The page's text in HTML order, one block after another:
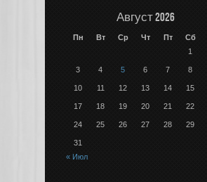
Август 2026
Пн Вт Ср Чт Пт Сб
1
3 4 5 6 7 8
10 11 12 13 14 15
17 18 19 20 21 22
24 25 26 27 28 29
31
« Июл